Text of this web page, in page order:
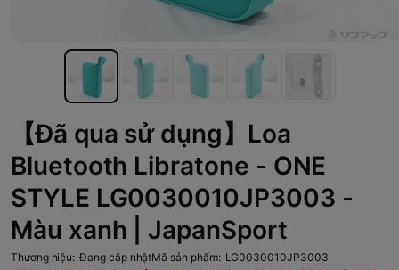
【Đã qua sử dụng】Loa
Bluetooth Libratone - ONE
STYLE LG0030010JP3003 -
Màu xanh | JapanSport
Thương hiệu: Đang cập nhậtMã sản phẩm: LG0030010JP3003